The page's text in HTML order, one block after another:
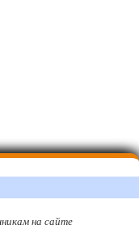
на сайте